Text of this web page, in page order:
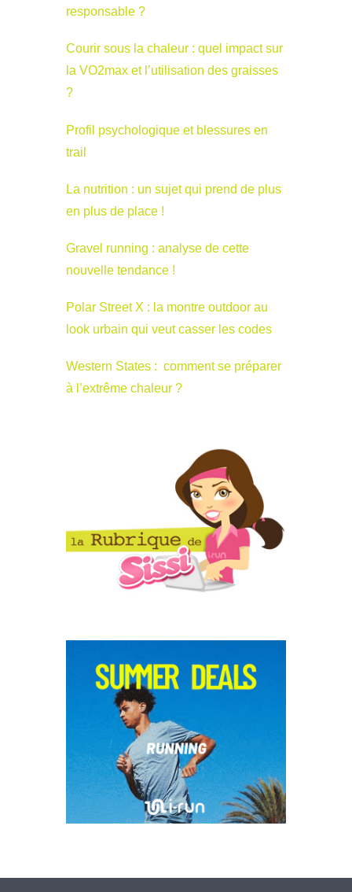
responsable ?
Courir sous la chaleur : quel impact sur
la VO2max et l’utilisation des graisses
?
Profil psychologique et blessures en
trail
La nutrition : un sujet qui prend de plus
en plus de place !
Gravel running : analyse de cette
nouvelle tendance !
Polar Street X : la montre outdoor au
look urbain qui veut casser les codes
Western States : comment se préparer
à l’extrême chaleur ?